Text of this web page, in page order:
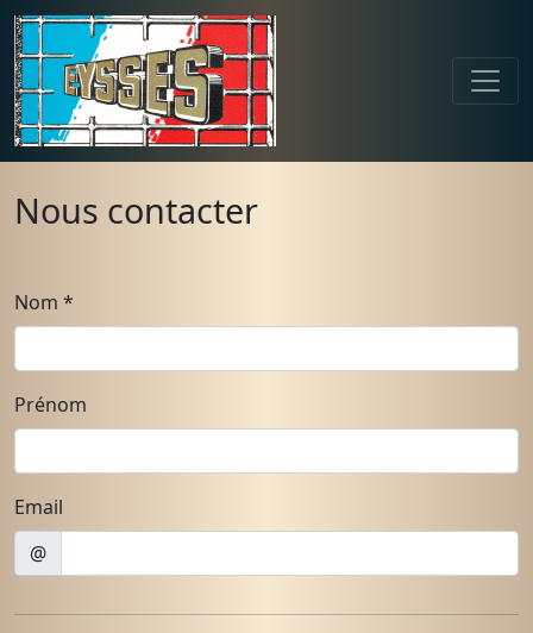
Nous contacter
Nom *
Prénom
Email
@